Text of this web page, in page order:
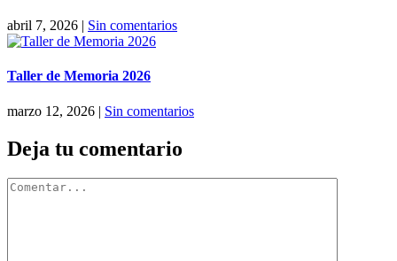
abril 7, 2026 | Sin comentarios
Taller de Memoria 2026
marzo 12, 2026 | Sin comentarios
Deja tu comentario
Comentar